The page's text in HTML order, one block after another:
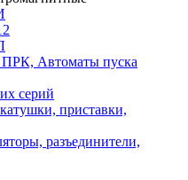
Автоматы пуска
серий
приставки,
разъединители,